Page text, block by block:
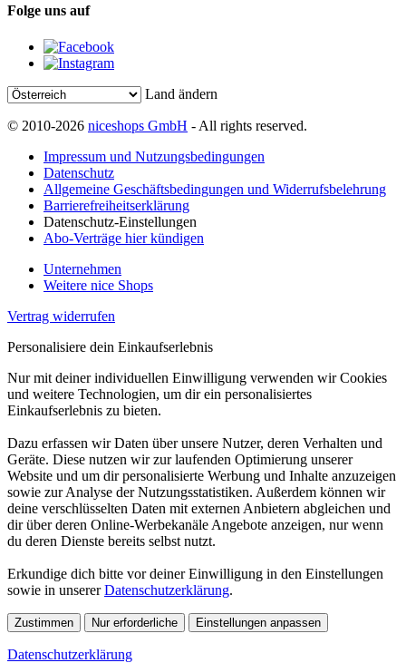
Folge uns auf
Land ändern
© 2010-2026 niceshops GmbH - All rights reserved.
Impressum und Nutzungsbedingungen
Datenschutz
Allgemeine Geschäftsbedingungen und Widerrufsbelehrung
Barrierefreiheitserklärung
Datenschutz-Einstellungen
Abo-Verträge hier kündigen
Unternehmen
Weitere nice Shops
Vertrag widerrufen
Personalisiere dein Einkaufserlebnis
Nur mit deiner individuellen Einwilligung verwenden wir Cookies
und weitere Technologien, um dir ein personalisiertes
Einkaufserlebnis zu bieten.
Dazu erfassen wir Daten über unsere Nutzer, deren Verhalten und
Geräte. Diese nutzen wir zur laufenden Optimierung unserer
Website und um dir personalisierte Werbung und Inhalte anzuzeigen
sowie zur Analyse der Nutzungsstatistiken. Außerdem können wir
deine verschlüsselten Daten mit externen Anbietern abgleichen und
dir über deren Online-Werbekanäle Angebote anzeigen, nur wenn
du deren Dienste bereits selbst nutzt.
Erkundige dich bitte vor deiner Einwilligung in den Einstellungen
sowie in unsererDatenschutzerklärung.
Zustimmen Nur erforderliche Einstellungen anpassen
Datenschutzerklärung